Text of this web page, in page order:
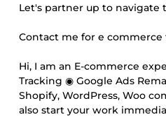
Let's partner up to
Contact me for e
Hi, I am an E-commerce
Tracking ◉ Google Ads
Shopify, WordPress, Woo
also start your work